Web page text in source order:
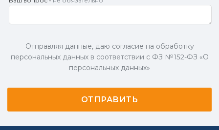
Отправляя данные, даю согласие на обработку
персональных данных в соответствии с ФЗ № 152-ФЗ «О
персональных данных»